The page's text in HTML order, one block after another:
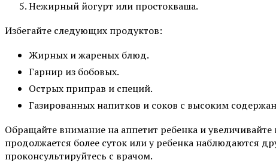
Нежирный йогурт или простокваша.
Избегайте следующих продуктов:
Жирных и жареных блюд.
Гарнир из бобовых.
Острых приправ и специй.
Газированных напитков и соков с высоким
Обращайте внимание на аппетит ребенка и
продолжается более суток или у ребенка наблюдаются
проконсультируйтесь с врачом.